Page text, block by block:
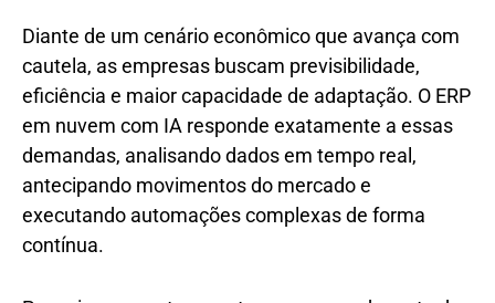
Diante de um cenário econômico que avança com
cautela, as empresas buscam previsibilidade,
eficiência e maior capacidade de adaptação. O ERP
em nuvem com IA responde exatamente a essas
demandas, analisando dados em tempo real,
antecipando movimentos do mercado e
executando automações complexas de forma
contínua.